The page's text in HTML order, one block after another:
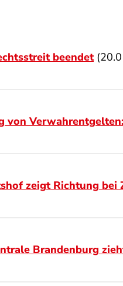
beendet
von
zeigt Richtung bei
Brandenburg